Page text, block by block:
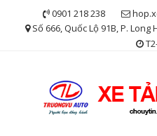
0901 218 238
Số 666, Quốc Lộ 91B, P. Long